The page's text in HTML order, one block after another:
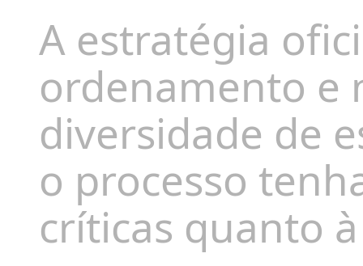
A estratégia
ordenamento e
diversidade de
o processo
críticas quanto